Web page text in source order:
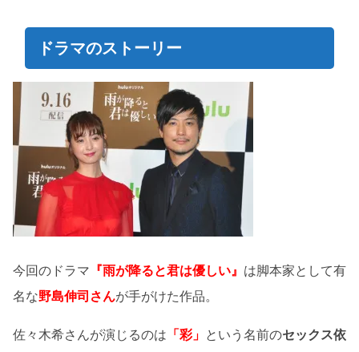
ドラマのストーリー
今回のドラマ 『雨が降ると君は優しい』 は脚本家として有
名な野島伸司さんが手がけた作品。
佐々木希さんが演じるのは 「彩」 という名前のセックス依